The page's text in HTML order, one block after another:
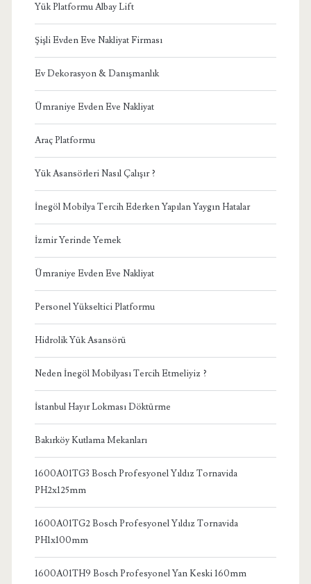
Yük Platformu Albay Lift
Şişli Evden Eve Nakliyat Firması
Ev Dekorasyon & Danışmanlık
Ümraniye Evden Eve Nakliyat
Araç Platformu
Yük Asansörleri Nasıl Çalışır ?
İnegöl Mobilya Tercih Ederken Yapılan Yaygın Hatalar
İzmir Yerinde Yemek
Ümraniye Evden Eve Nakliyat
Personel Yükseltici Platformu
Hidrolik Yük Asansörü
Neden İnegöl Mobilyası Tercih Etmeliyiz ?
İstanbul Hayır Lokması Döktürme
Bakırköy Kutlama Mekanları
1600A01TG3 Bosch Profesyonel Yıldız Tornavida
PH2x125mm
1600A01TG2 Bosch Profesyonel Yıldız Tornavida
PH1x100mm
1600A01TH9 Bosch Profesyonel Yan Keski 160mm